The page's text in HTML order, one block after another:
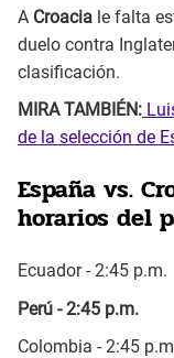
A Croacia le falta
duelo contra
clasificación.
MIRA TAMBIÉN:
de la selección de
España vs.
horarios del
Ecuador - 2:45 p.m.
Perú - 2:45 p.m.
Colombia - 2:45